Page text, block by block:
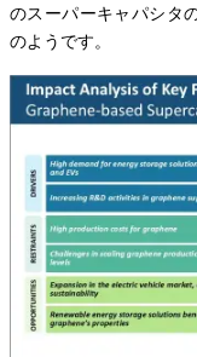
のスーパーキャパシタ
のようです。